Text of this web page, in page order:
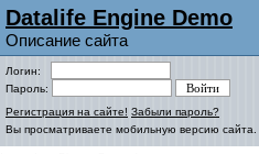
Datalife Engine Demo
Описание сайта
Логин:
Пароль:
Регистрация на сайте! Забыли пароль?
Вы просматриваете мобильную версию сайта.